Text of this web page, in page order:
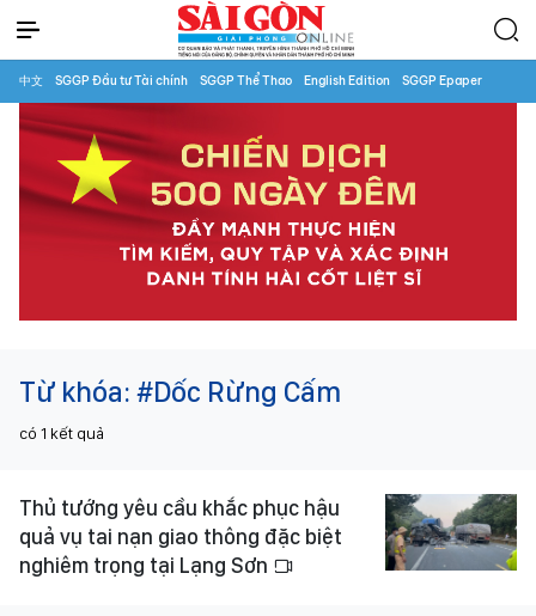
中文 SGGP Đầu tư Tài chính SGGP Thể Thao English Edition SGGP Epaper
Từ khóa: #Dốc Rừng Cấm
có 1 kết quả
Thủ tướng yêu cầu khắc phục hậu
quả vụ tai nạn giao thông đặc biệt
nghiêm trọng tại Lạng Sơn